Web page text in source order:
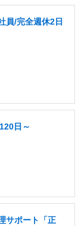
員/完全週休2日
日～
サポート「正